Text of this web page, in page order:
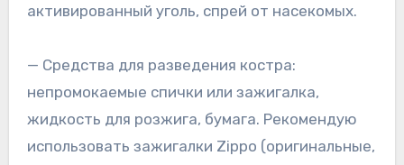
активированный уголь, спрей от насекомых.
— Средства для разведения костра:
непромокаемые спички или зажигалка,
жидкость для розжига, бумага. Рекомендую
использовать зажигалки Zippo (оригинальные,